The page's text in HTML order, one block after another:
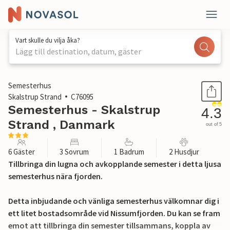
Vart skulle du vilja åka?
Lägg till destination, datum, gäster
1 / 18
Semesterhus
Skalstrup Strand
C76095
Semesterhus - Skalstrup
Strand , Danmark
4.3
out of 5
6 Gäster 3 Sovrum 1 Badrum 2 Husdjur
Tillbringa din lugna och avkopplande semester i detta ljusa
semesterhus nära fjorden.
Detta inbjudande och vänliga semesterhus välkomnar dig i
ett litet bostadsområde vid Nissumfjorden. Du kan se fram
emot att tillbringa din semester tillsammans, koppla av